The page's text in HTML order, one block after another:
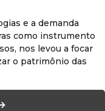
e a demanda
como instrumento
nos levou a focar
o patrimônio das